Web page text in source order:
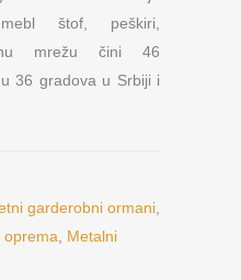
štof, peškiri,
mrežu čini 46
36 gradova u Srbiji i
garderobni ormani
oprema
Metalni